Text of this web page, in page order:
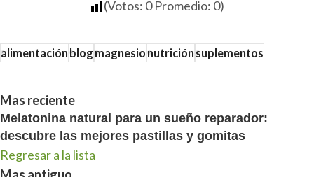
(Votos: 0Promedio: 0)
alimentaciónblogmagnesionutriciónsuplementos
Mas reciente
Melatonina natural para un sueño reparador:
descubre las mejores pastillas y gomitas
Regresar a la lista